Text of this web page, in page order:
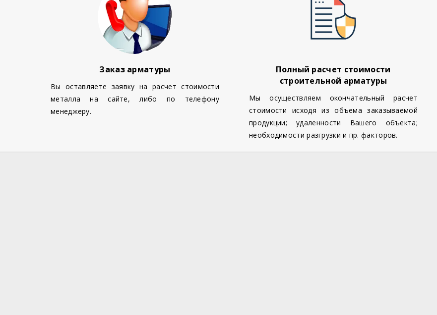
Заказ арматуры
Вы оставляете заявку на расчет стоимости
металла на сайте, либо по телефону
менеджеру.
Полный расчет стоимости
строительной арматуры
Мы осуществляем окончательный расчет
стоимости исходя из объема заказываемой
продукции; удаленности Вашего объекта;
необходимости разгрузки и пр. факторов.